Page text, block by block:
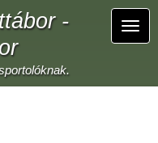
-